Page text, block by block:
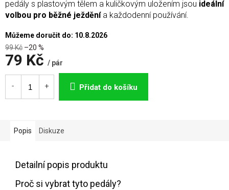
99 Kč –20 %
79 Kč / pár
Měrná
cena:
Můžeme doručit do: 10.8.2026
Přidat do košíku
pedály s plastovým tělem a kuličkovým uložením jsou ideální
volbou pro běžné ježděnía každodenní používání.
Popis Diskuze
Detailní popis produktu
Proč si vybrat tyto pedály?